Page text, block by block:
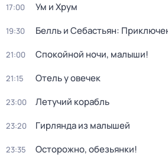
17:00 Ум и Хрум
19:30 Белль и Себастьян:
21:00 Спокойной ночи, малыши!
21:15 Отель у овечек
23:00 Летучий корабль
23:20 Гирлянда из малышей
23:35 Осторожно, обезьянки!